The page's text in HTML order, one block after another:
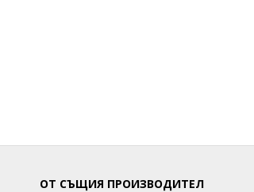
ОТ СЪЩИЯ ПРОИЗВОДИТЕЛ